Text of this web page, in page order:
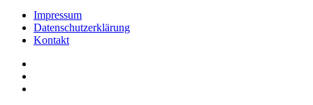
Impressum
Datenschutzerklärung
Kontakt